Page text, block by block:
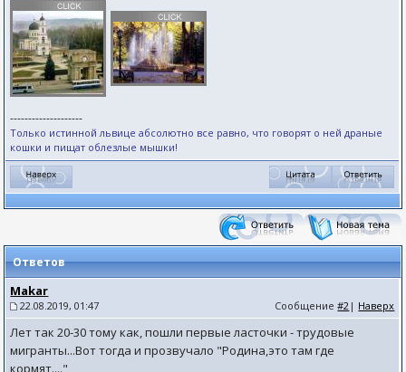
--------------------
Только истинной львице абсолютно все равно, что говорят о ней драные
кошки и пищат облезлые мышки! ​ ​
Ответов
Makar
22.08.2019, 01:47 Сообщение#2 | Наверх
Лет так 20-30 тому как, пошли первые ласточки - трудовые
мигранты...Вот тогда и прозвучало "Родина,это там где
кормят...."